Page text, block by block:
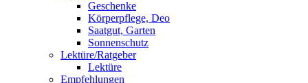
Geschenke
Körperpflege, Deo
Saatgut, Garten
Sonnenschutz
Lektüre/Ratgeber
Lektüre
Empfehlungen